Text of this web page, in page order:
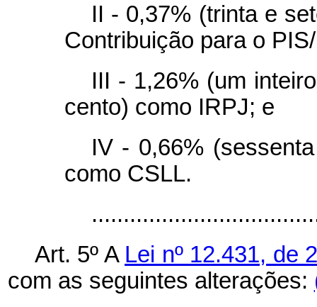
II - 0,37% (trinta e
Contribuição para o
III - 1,26% (um
cento) como IRPJ; e
IV - 0,66%
como CSLL.
Art. 5º A Lei nº 12.431, de
com as seguintes alterações: